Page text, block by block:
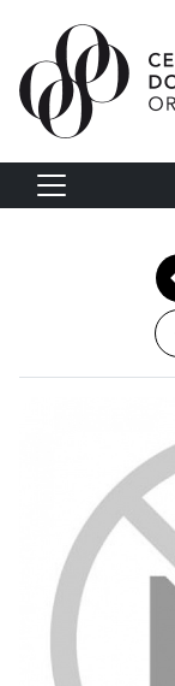
Vés al contingut
Navegació